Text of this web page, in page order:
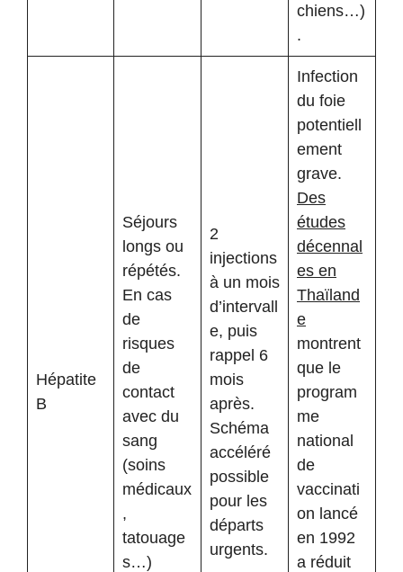
chiens…)
.
Hépatite
B
Séjours
longs ou
répétés.
En cas
de
risques
de
contact
avec du
sang
(soins
médicaux
,
tatouage
s…)
2
injections
à un mois
d’intervall
e, puis
rappel 6
mois
après.
Schéma
accéléré
possible
pour les
départs
urgents.
Infection
du foie
potentiell
ement
grave.
Des
études
décennal
es en
Thaïland
e
montrent
que le
program
me
national
de
vaccinati
on lancé
en 1992
a réduit